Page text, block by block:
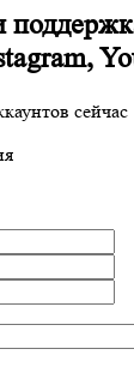
сейчас